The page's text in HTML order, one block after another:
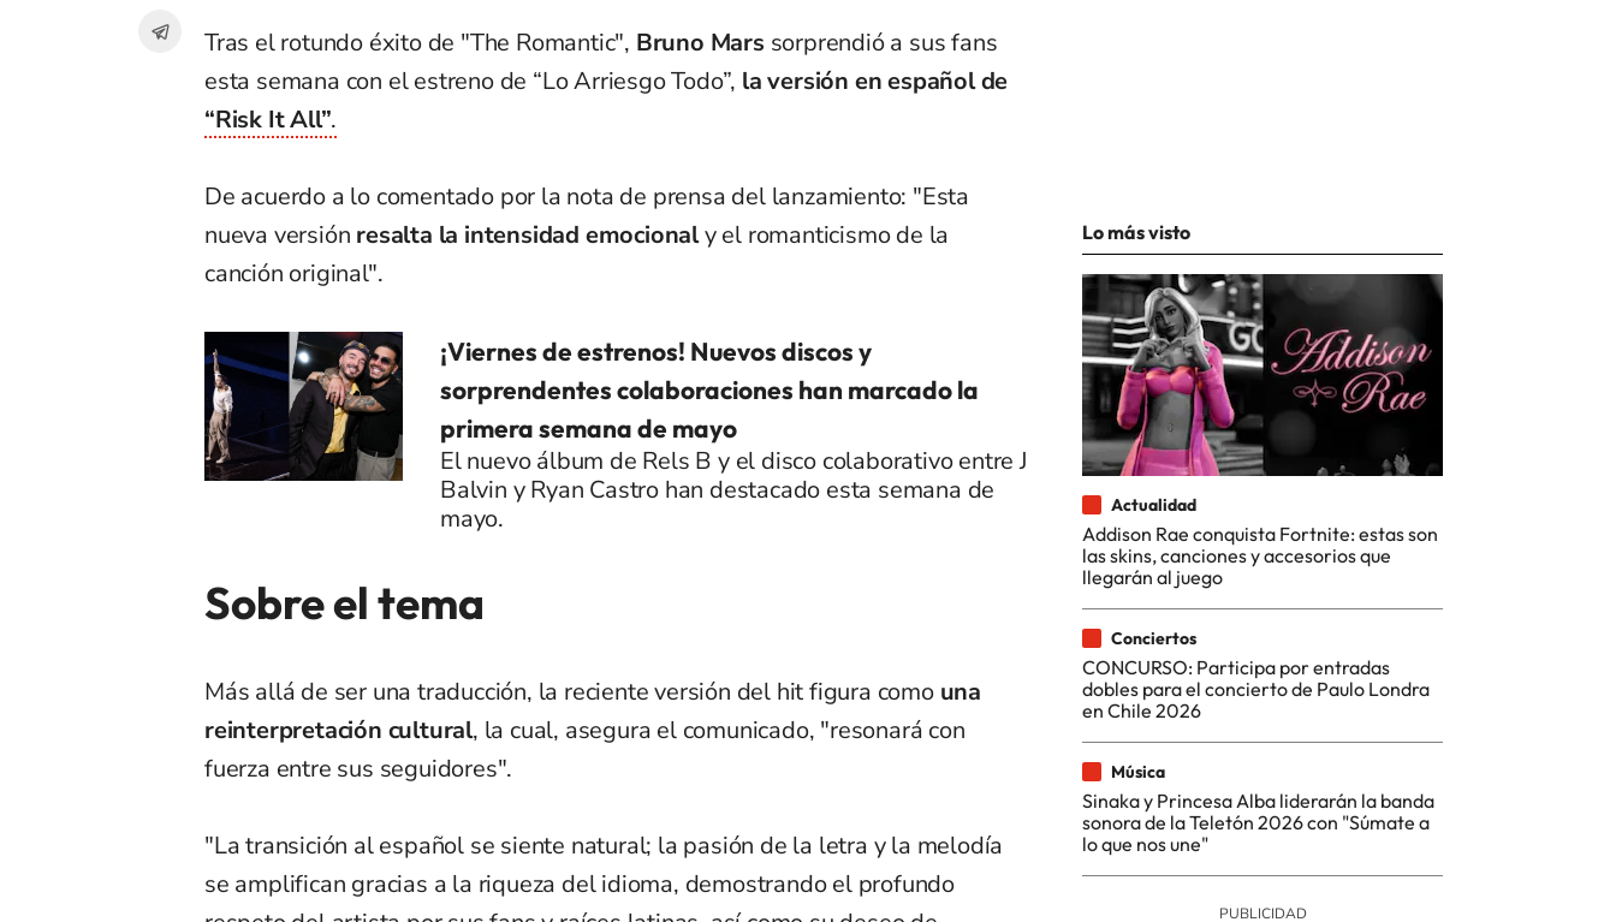
Tras el rotundo éxito de "The Romantic", Bruno Mars sorprendió a sus fans
esta semana con el estreno de “Lo Arriesgo Todo”, la versión en español de
“Risk It All”.
De acuerdo a lo comentado por la nota de prensa del lanzamiento: "Esta
nueva versión resalta la intensidad emocionaly el romanticismo de la
canción original".
¡Viernes de estrenos! Nuevos discos y
sorprendentes colaboraciones han marcado la
primera semana de mayo
El nuevo álbum de Rels B y el disco colaborativo entre J
Balvin y Ryan Castro han destacado esta semana de
mayo.
Sobre el tema
Más allá de ser una traducción, la reciente versión del hit figura como una
reinterpretación cultural, la cual, asegura el comunicado, "resonará con
fuerza entre sus seguidores".
"La transición al español se siente natural; la pasión de la letra y la melodía
se amplifican gracias a la riqueza del idioma, demostrando el profundo
Lo más visto
Actualidad
Addison Rae conquista Fortnite: estas son
las skins, canciones y accesorios que
llegarán al juego
Conciertos
CONCURSO: Participa por entradas
dobles para el concierto de Paulo Londra
en Chile 2026
Música
Sinaka y Princesa Alba liderarán la banda
sonora de la Teletón 2026 con "Súmate a
lo que nos une"